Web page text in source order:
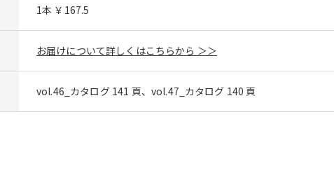
1本 ￥167.5
お届けについて詳しくはこちらから ＞＞
vol.46_カタログ 141 頁、vol.47_カタログ 140 頁